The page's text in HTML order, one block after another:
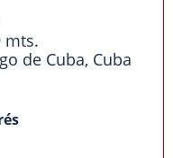
mts.
de Cuba, Cuba